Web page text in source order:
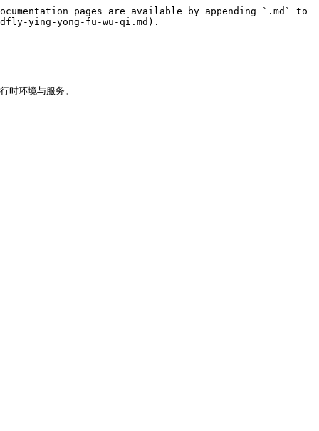
pages are available by appending `.md` to
ying-yong-fu-wu-qi.md).
环境与服务。